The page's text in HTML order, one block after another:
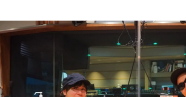
YouTube